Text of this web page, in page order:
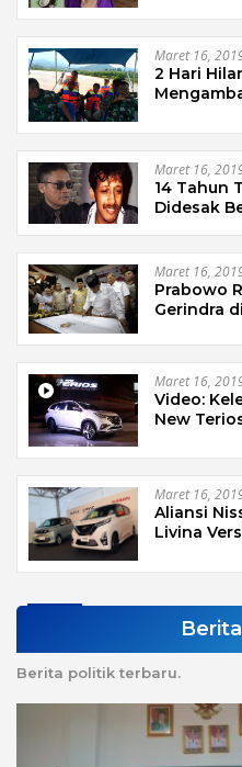
Maret 16,
2 Hari
Maret 16,
14 Tahun
Didesak
Maret 16,
Prabowo
Gerindra
Maret 16,
Video:
New
Maret 16,
Aliansi
Livina
Berita politik terbaru.